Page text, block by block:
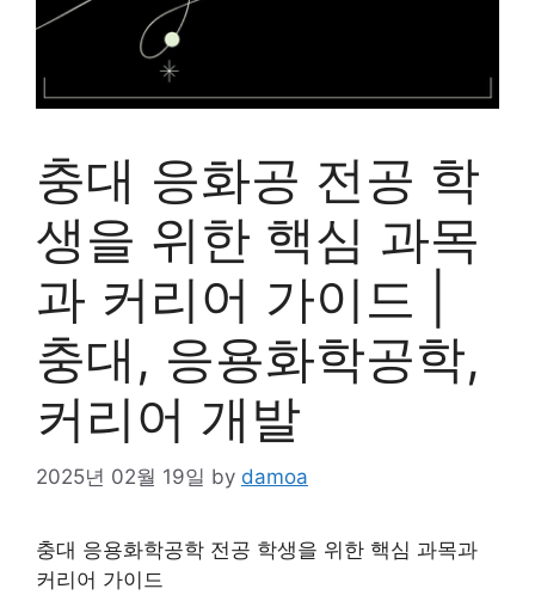
충대 응화공 전공 학
생을 위한 핵심 과목
과 커리어 가이드 |
충대, 응용화학공학,
커리어 개발
2025년 02월 19일 by damoa
충대 응용화학공학 전공 학생을 위한 핵심 과목과
커리어 가이드